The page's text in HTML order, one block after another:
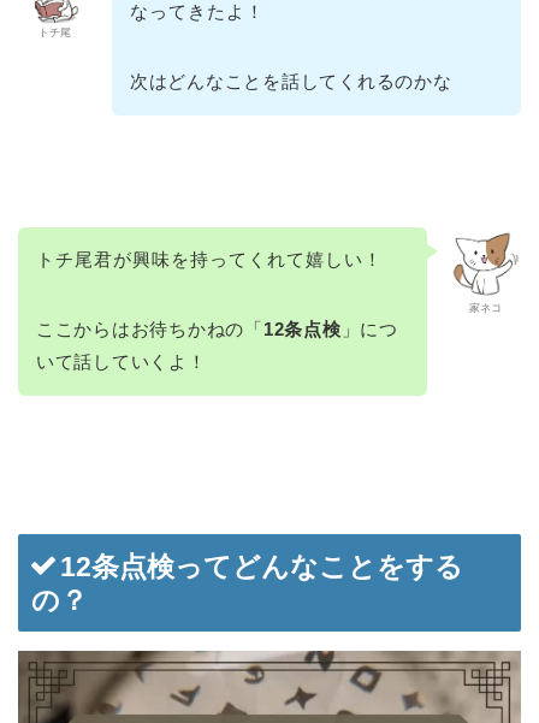
トチ尾
なってきたよ！
次はどんなことを話してくれるのかな
家ネコ
トチ尾君が興味を持ってくれて嬉しい！
ここからはお待ちかねの「12条点検 」につ
いて話していくよ！
12条点検ってどんなことをする
の？